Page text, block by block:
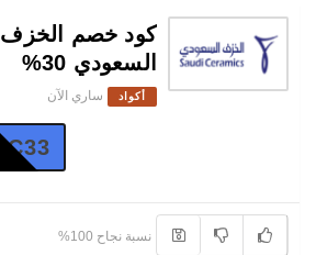
كود خصم الخزف
السعودي 30%
أكواد ساري الآن
SC33
نسبة نجاح 100%